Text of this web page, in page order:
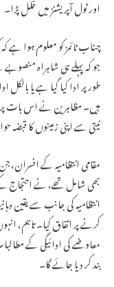
اور ٹول آپریشنز میں خلل پڑا۔
چناب ٹائمز کو معلوم ہوا ہے
جو کہ پہلے ہی شاہراہ
طور پر ادا کیا گیا ہے یا بالکل
ہیں۔ مظاہرین نے اس بات پر
نیتی سے اپنی زمینوں کا قبضہ
بھی شامل تھے، نے احتجاج
انتظامیہ کی جانب سے یقین
کرنے پر اتفاق کیا۔ تاہم،
معاوضے کی ادائیگی کے
بند کر دیا جائے گا۔